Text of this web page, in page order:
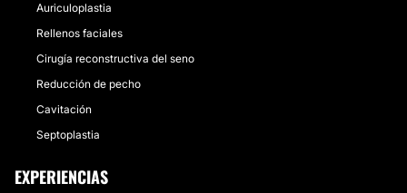
Auriculoplastia
Rellenos faciales
Cirugía reconstructiva del seno
Reducción de pecho
Cavitación
Septoplastia
EXPERIENCIAS